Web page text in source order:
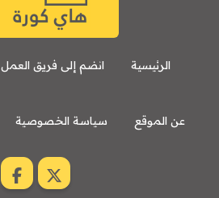
الرئيسية انضم إلى فريق العمل
عن الموقع سياسة الخصوصية